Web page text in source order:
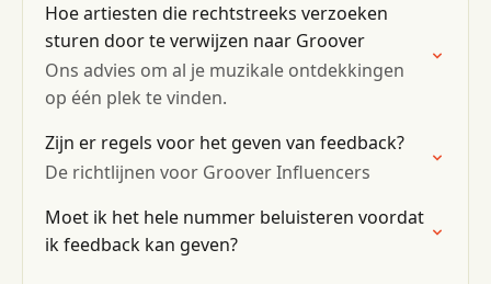
Hoe artiesten die rechtstreeks verzoeken
sturen door te verwijzen naar Groover
Ons advies om al je muzikale ontdekkingen
op één plek te vinden.
Zijn er regels voor het geven van feedback?
De richtlijnen voor Groover Influencers
Moet ik het hele nummer beluisteren voordat
ik feedback kan geven?